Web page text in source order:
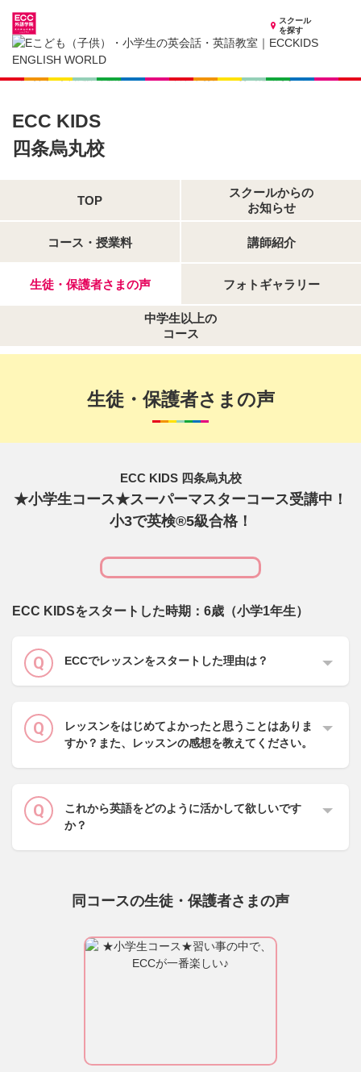
スクール
を探す
京都府の子供英会話・英語教室
子供（小学生）英会話・英語教室 ECCKIDS 四条烏丸校
生徒・保護者さまの声
ECC KIDS
四条烏丸校
TOP
スクールからの
お知らせ
コース・授業料 講師紹介
生徒・保護者さまの声 フォトギャラリー
中学生以上の
コース
生徒・保護者さまの声
ECC KIDS 四条烏丸校
★小学生コース★スーパーマスターコース受講中！
小3で英検®5級合格！
ECC KIDSをスタートした時期：6歳（小学1年生）
ECCでレッスンをスタートした理由は？
レッスンをはじめてよかったと思うことはありま
すか？また、レッスンの感想を教えてください。
これから英語をどのように活かして欲しいです
か？
同コースの生徒・保護者さまの声